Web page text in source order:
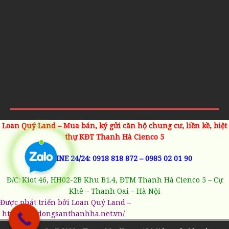
Loan Quý Land – Mua bán, ký gửi căn hộ chung cư, liền kề, biệt
thự KĐT Thanh Hà Cienco 5
HOTLINE 24/24: 0918 818 872 –0985 02 01 90
Đ/C: Kiot 46, HH02-2B Khu B1.4, ĐTM Thanh Hà Cienco 5 – Cự
Khê – Thanh Oai – Hà Nội
Được phát triển bởi Loan Quý Land –
https://batdongsanthanhha.net.vn/